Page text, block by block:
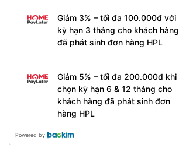
Giảm 3% – tối đa 100.000đ với
kỳ hạn 3 tháng cho khách hàng
đã phát sinh đơn hàng HPL
Giảm 5% – tối đa 200.000đ khi
chọn kỳ hạn 6 & 12 tháng cho
khách hàng đã phát sinh đơn
hàng HPL
Powered by